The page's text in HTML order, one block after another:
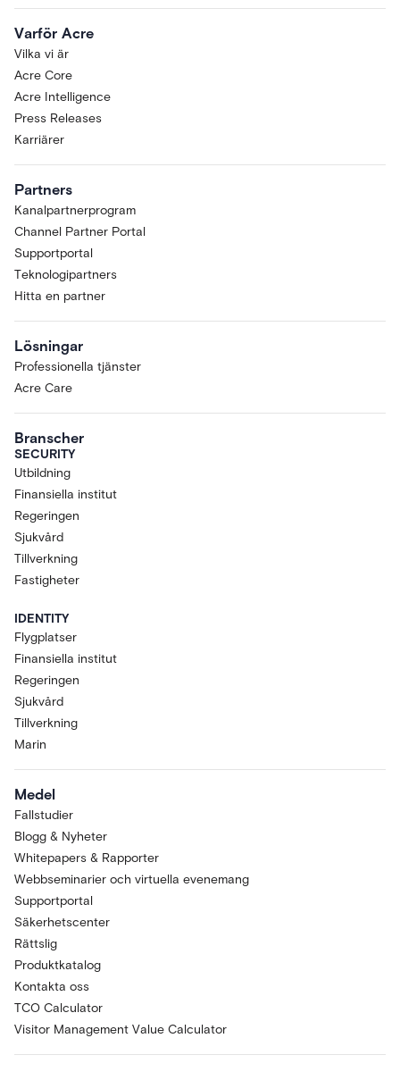
Varför Acre
Vilka vi är
Acre Core
Acre Intelligence
Press Releases
Karriärer
Partners
Kanalpartnerprogram
Channel Partner Portal
Supportportal
Teknologipartners
Hitta en partner
Lösningar
Professionella tjänster
Acre Care
Branscher
SECURITY
Utbildning
Finansiella institut
Regeringen
Sjukvård
Tillverkning
Fastigheter
IDENTITY
Flygplatser
Finansiella institut
Regeringen
Sjukvård
Tillverkning
Marin
Medel
Fallstudier
Blogg & Nyheter
Whitepapers & Rapporter
Webbseminarier och virtuella evenemang
Supportportal
Säkerhetscenter
Rättslig
Produktkatalog
Kontakta oss
TCO Calculator
Visitor Management Value Calculator